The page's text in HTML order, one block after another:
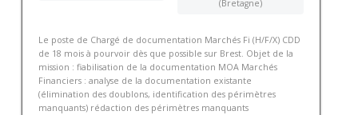
(Bretagne)
Le poste de Chargé de documentation Marchés Fi (H/F/X) CDD
de 18 mois à pourvoir dès que possible sur Brest. Objet de la
mission : fiabilisation de la documentation MOA Marchés
Financiers : analyse de la documentation existante
(élimination des doublons, identification des périmètres
manquants) rédaction des périmètres manquants